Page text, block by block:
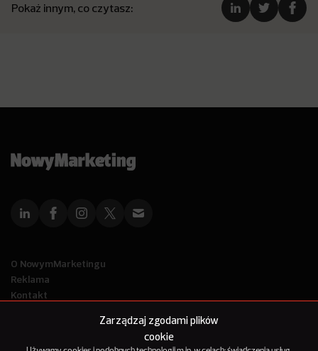
Zarządzaj zgodami plików
cookie
Pokaż innym, co czytasz:
O NowymMarketingu
Reklama
Kontakt